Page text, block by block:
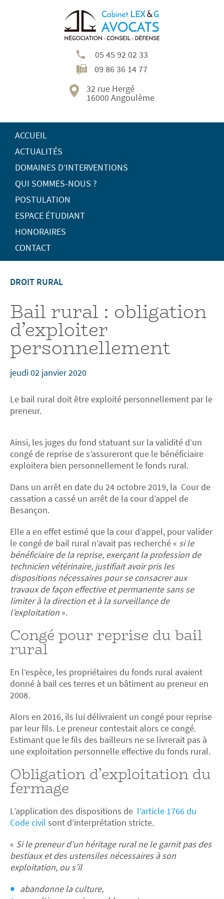
05 45 92 02 33
09 86 36 14 77
32 rue Hergé
16000 Angoulème
ACCUEIL
ACTUALITÉS
DOMAINES D’INTERVENTIONS
QUI SOMMES-NOUS ?
POSTULATION
ESPACE ÉTUDIANT
HONORAIRES
CONTACT
DROIT RURAL
Bail rural : obligation
d’exploiter
personnellement
jeudi 02 janvier 2020
Le bail rural doit être exploité personnellement par le
preneur.
Ainsi, les juges du fond statuant sur la validité d’un
congé de reprise de s’assureront que le bénéficiaire
exploitera bien personnellement le fonds rural.
Dans un arrêt en date du 24 octobre 2019, la Cour de
cassation a cassé un arrêt de la cour d’appel de
Besançon.
Elle a en effet estimé que la cour d’appel, pour valider
le congé de bail rural n’avait pas recherché « si le
bénéficiaire de la reprise, exerçant la profession de
technicien vétérinaire, justifiait avoir pris les
dispositions nécessaires pour se consacrer aux
travaux de façon effective et permanente sans se
limiter à la direction et à la surveillance de
l’exploitation ».
Congé pour reprise du bail
rural
En l’espèce, les propriétaires du fonds rural avaient
donné à bail ces terres et un bâtiment au preneur en
2008.
Alors en 2016, ils lui délivraient un congé pour reprise
par leur fils. Le preneur contestait alors ce congé.
Estimant que le fils des bailleurs ne se livrerait pas à
une exploitation personnelle effective du fonds rural.
Obligation d’exploitation du
fermage
L’application des dispositions de l’article 1766 du
Code civil sont d’interprétation stricte.
« Si le preneur d’un héritage rural ne le garnit pas des
bestiaux et des ustensiles nécessaires à son
exploitation, ou s’il
abandonne la culture,